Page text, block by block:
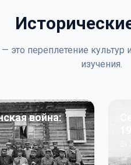
это переплетение
изучения.
война: